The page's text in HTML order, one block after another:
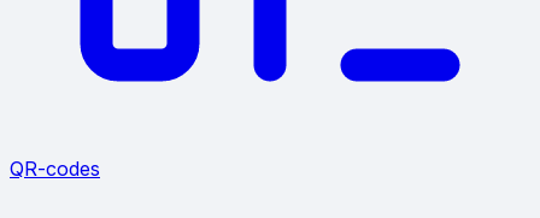
QR-codes